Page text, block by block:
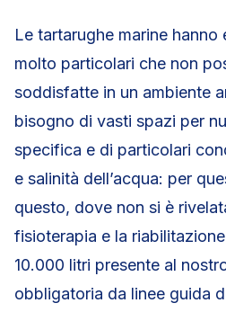
Le tartarughe marine
molto particolari che non
soddisfatte in un ambiente
bisogno di vasti spazi per
specifica e di particolari
e salinità dell’acqua: per
questo, dove non si è
fisioterapia e la
10.000 litri presente al
obbligatoria da linee guida